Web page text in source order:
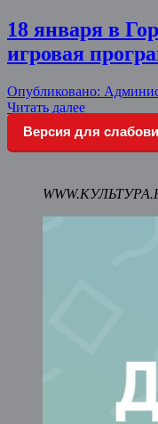
18 января в
игровая
Опубликовано:
Читать далее
Версия для